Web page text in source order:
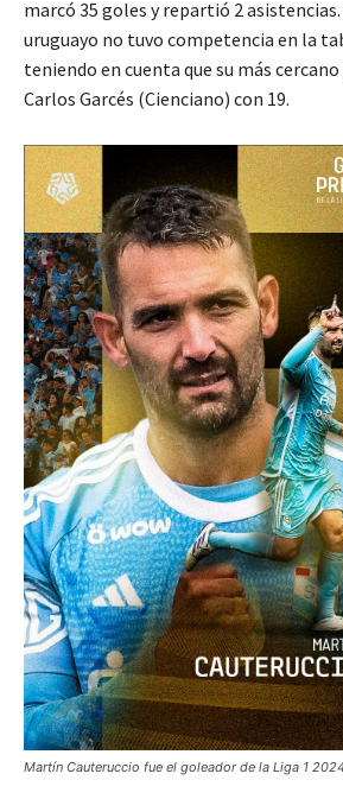
marcó 35 goles y repartió 2
uruguayo no tuvo competencia en la
teniendo en cuenta que su más
Carlos Garcés (Cienciano) con 19.
Martín Cauteruccio fue el goleador de la Liga 1